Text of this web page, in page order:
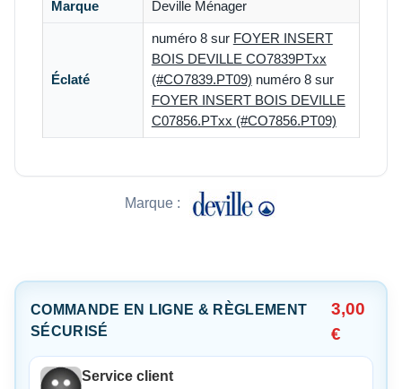
Marque Deville Ménager
Éclaté
numéro 8 sur FOYER INSERT
BOIS DEVILLE CO7839PTxx
(#CO7839.PT09) numéro 8 sur
FOYER INSERT BOIS DEVILLE
C07856.PTxx (#CO7856.PT09)
Marque :
COMMANDE EN LIGNE & RÈGLEMENT
SÉCURISÉ
3,00
€
Service client